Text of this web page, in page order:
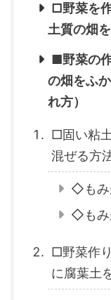
□野菜を
土質の畑
■野菜の
の畑をふ
れ方）
□固い粘
混ぜる方
◇もみ
◇もみ
□野菜作
に腐葉土